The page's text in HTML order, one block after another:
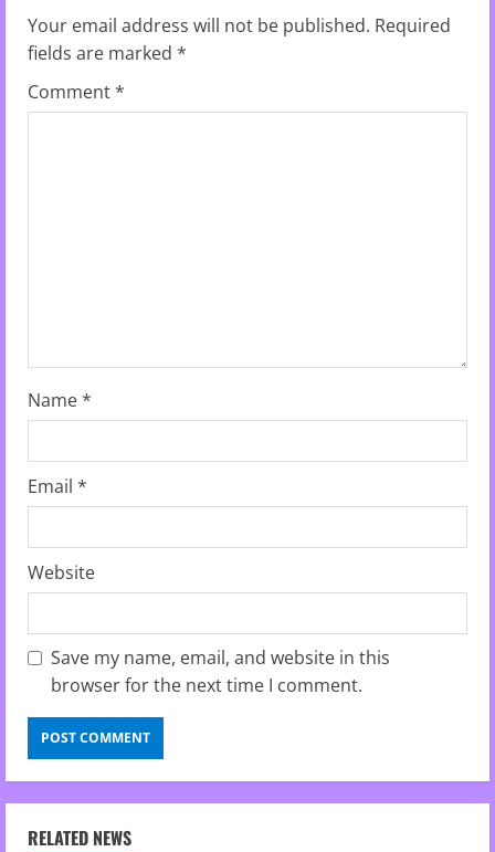
R
e
a
Your email address will not be published. Required
fields are marked *
Comment*
Name*
Email *
Website
Save my name, email, and website in this
browser for the next time I comment.
RELATED NEWS